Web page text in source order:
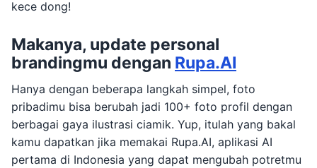
kece dong!
Makanya, update personal
brandingmu dengan Rupa.AI
Hanya dengan beberapa langkah simpel, foto
pribadimu bisa berubah jadi 100+ foto profil dengan
berbagai gaya ilustrasi ciamik. Yup, itulah yang bakal
kamu dapatkan jika memakai Rupa.AI, aplikasi AI
pertama di Indonesia yang dapat mengubah potretmu